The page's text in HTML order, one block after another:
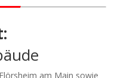
am Main sowie